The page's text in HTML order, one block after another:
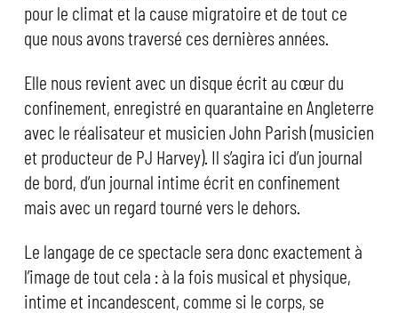
pour le climat et la cause migratoire et de tout ce
que nous avons traversé ces dernières années.
Elle nous revient avec un disque écrit au cœur du
confinement, enregistré en quarantaine en Angleterre
avec le réalisateur et musicien John Parish (musicien
et producteur de PJ Harvey). Il s’agira ici d’un journal
de bord, d’un journal intime écrit en confinement
mais avec un regard tourné vers le dehors.
Le langage de ce spectacle sera donc exactement à
l’image de tout cela : à la fois musical et physique,
intime et incandescent, comme si le corps, se